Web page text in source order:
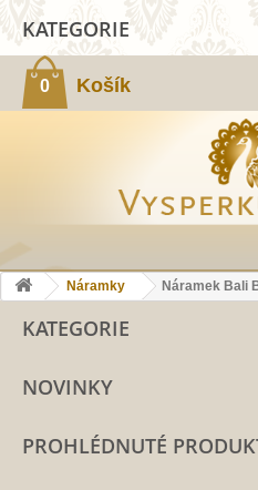
0 Košík
KATEGORIE
Náramky Náramek Bali
KATEGORIE
NOVINKY
PROHLÉDNUTÉ